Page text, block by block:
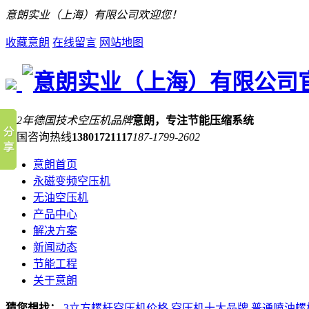
意朗实业（上海）有限公司欢迎您！
收藏意朗 在线留言 网站地图
132年德国技术空压机品牌意朗，专注节能压缩系统
全国咨询热线13801721117187-1799-2602
意朗首页
永磁变频空压机
无油空压机
产品中心
解决方案
新闻动态
节能工程
关于意朗